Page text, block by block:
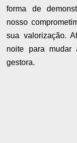
forma de
nosso
sua valorização.
noite para mudar
gestora.